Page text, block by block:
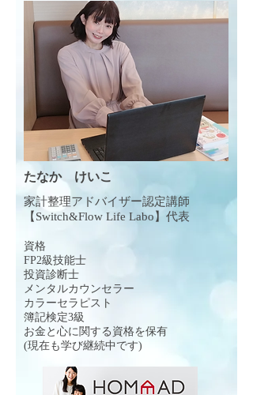
資格
FP2級技能士
投資診断士
メンタルカウンセラー
カラーセラピスト
簿記検定3級
お金と心に関する資格を保有
(現在も学び継続中です)
家計整理アドバイザー認定講師
【Switch&Flow Life Labo】代表
たなか けいこ